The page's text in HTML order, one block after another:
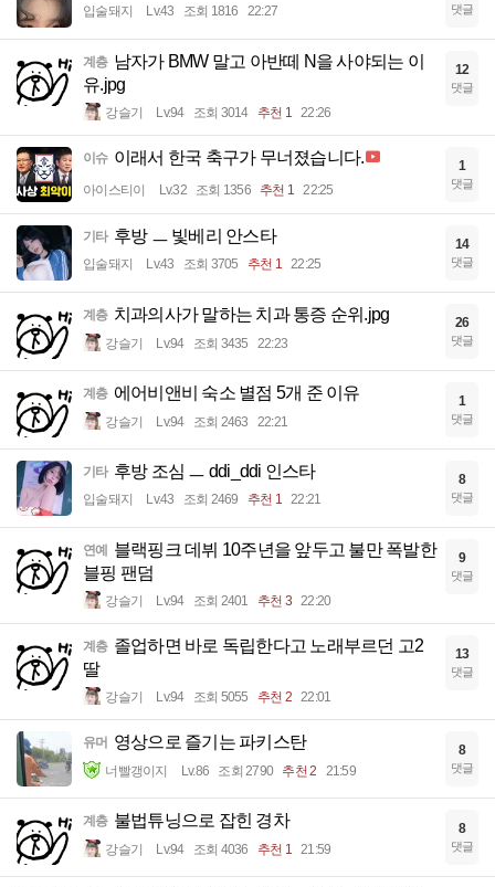
입술돼지 Lv.43 조회 1816 22:27 댓글
계층 남자가 BMW 말고 아반떼 N을 사야되는 이
유.jpg
강슬기 Lv.94 조회 3014 추천 1 22:26
12
댓글
이슈 이래서 한국 축구가 무너졌습니다.
아이스티이 Lv.32 조회 1356 추천 1 22:25
1
댓글
기타 후방 ㅡ 빛베리 안스타
입술돼지 Lv.43 조회 3705 추천 1 22:25
14
댓글
계층 치과의사가 말하는 치과 통증 순위.jpg
강슬기 Lv.94 조회 3435 22:23
26
댓글
계층 에어비앤비 숙소 별점 5개 준 이유
강슬기 Lv.94 조회 2463 22:21
1
댓글
기타 후방 조심 ㅡ ddi_ddi 인스타
입술돼지 Lv.43 조회 2469 추천 1 22:21
8
댓글
연예
블랙핑크 데뷔 10주년을 앞두고 불만 폭발한
블핑 팬덤
강슬기 Lv.94 조회 2401 추천 3 22:20
9
댓글
계층 졸업하면 바로 독립한다고 노래부르던 고2
딸
강슬기 Lv.94 조회 5055 추천 2 22:01
13
댓글
유머 영상으로 즐기는 파키스탄
너빨갱이지 Lv.86 조회 2790 추천 2 21:59
8
댓글
계층 불법튜닝으로 잡힌 경차
강슬기 Lv.94 조회 4036 추천 1 21:59
8
댓글